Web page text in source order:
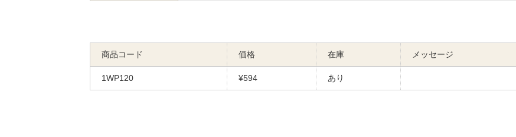
商品コード 価格 在庫 メッセージ
1WP120 ¥594 あり